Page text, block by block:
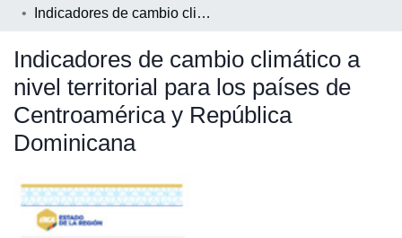
Statistics
Indicadores de cambio climático a nivel territorial para los países de Centroamérica y República Dominicana
Indicadores de cambio climático a
nivel territorial para los países de
Centroamérica y República
Dominicana